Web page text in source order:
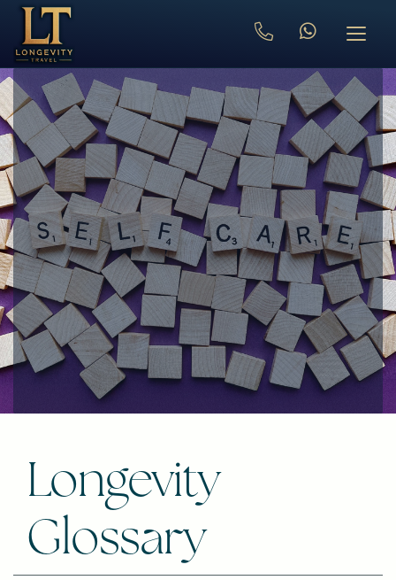
Longevity
Glossary